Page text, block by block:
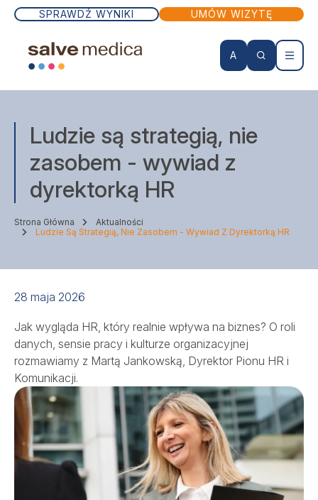
SPRAWDŹ WYNIKI UMÓW WIZYTĘ
A
Wizyty lekarskie
Badania
Zabiegi
Lekarze
Szpital
Porody
Dla firm
Przychodnie
Ludzie są strategią, nie
zasobem - wywiad z
dyrektorką HR
Strona Główna
Aktualności
Ludzie Są Strategią, Nie Zasobem - Wywiad Z Dyrektorką HR
28 maja 2026
Jak wygląda HR, który realnie wpływa na biznes? O roli
danych, sensie pracy i kulturze organizacyjnej
rozmawiamy z Martą Jankowską, Dyrektor Pionu HR i
Komunikacji.